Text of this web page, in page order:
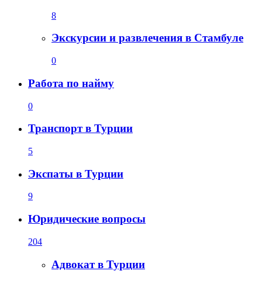
8
Экскурсии и развлечения в Стамбуле
0
Работа по найму
0
Транспорт в Турции
5
Экспаты в Турции
9
Юридические вопросы
204
Адвокат в Турции